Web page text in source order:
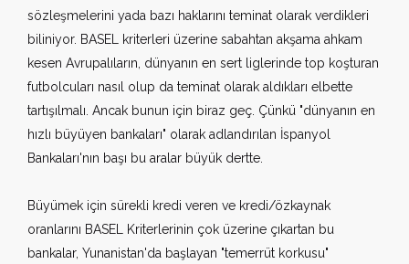
sözleşmelerini yada bazı haklarını teminat olarak verdikleri
biliniyor. BASEL kriterleri üzerine sabahtan akşama ahkam
kesen Avrupalıların, dünyanın en sert liglerinde top koşturan
futbolcuları nasıl olup da teminat olarak aldıkları elbette
tartışılmalı. Ancak bunun için biraz geç. Çünkü "dünyanın en
hızlı büyüyen bankaları" olarak adlandırılan İspanyol
Bankaları'nın başı bu aralar büyük dertte.
Büyümek için sürekli kredi veren ve kredi/özkaynak
oranlarını BASEL Kriterlerinin çok üzerine çıkartan bu
bankalar, Yunanistan'da başlayan "temerrüt korkusu"